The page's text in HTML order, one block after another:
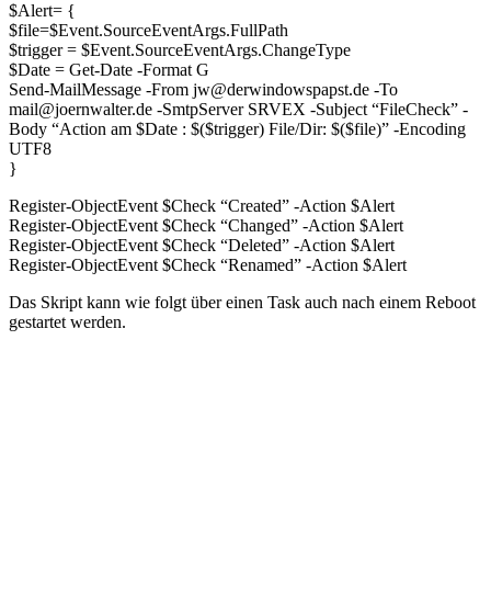
$Alert= {
$file=$Event.SourceEventArgs.FullPath
$trigger = $Event.SourceEventArgs.ChangeType
$Date = Get-Date -Format G
Send-MailMessage -From jw@derwindowspapst.de -To
mail@joernwalter.de -SmtpServer SRVEX -Subject “FileCheck” -
Body “Action am $Date : $($trigger) File/Dir: $($file)” -Encoding
UTF8
}
Register-ObjectEvent $Check “Created” -Action $Alert
Register-ObjectEvent $Check “Changed” -Action $Alert
Register-ObjectEvent $Check “Deleted” -Action $Alert
Register-ObjectEvent $Check “Renamed” -Action $Alert
Das Skript kann wie folgt über einen Task auch nach einem Reboot
gestartet werden.